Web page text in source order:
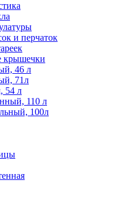
и перчаток
крышечки
46 л
71л
54 л
110 л
100л